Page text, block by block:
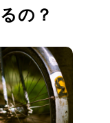
の？